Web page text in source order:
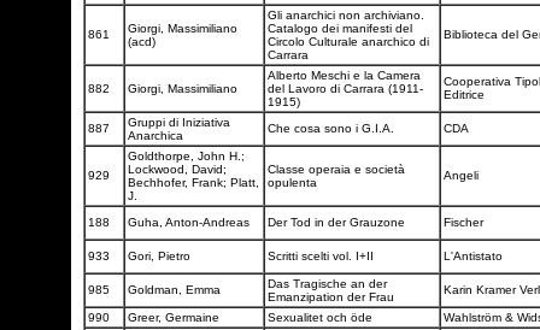
861
Giorgi, Massimiliano
(acd)
Gli anarchici non archiviano.
Catalogo dei manifesti del
Circolo Culturale anarchico di
Carrara
Biblioteca del
882 Giorgi, Massimiliano
Alberto Meschi e la Camera
del Lavoro di Carrara (1911-
1915)
Cooperativa
Editrice
887
Gruppi di Iniziativa
Anarchica
Che cosa sono i G.I.A. CDA
929
Goldthorpe, John H.;
Lockwood, David;
Bechhofer, Frank; Platt,
J.
Classe operaia e società
opulenta
Angeli
188 Guha, Anton-Andreas Der Tod in der Grauzone Fischer
933 Gori, Pietro Scritti scelti vol. I+II L'Antistato
985 Goldman, Emma
Das Tragische an der
Emanzipation der Frau
Karin Kramer
990 Greer, Germaine Sexualitet och öde
Wahlström &